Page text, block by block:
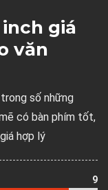
inch giá
văn
số những
có bàn phím tốt,
hợp lý
9